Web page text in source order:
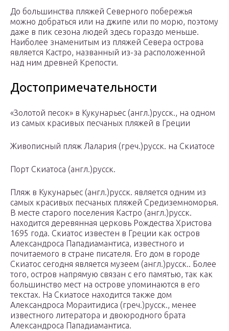
До большинства пляжей Северного побережья
можно добраться или на джипе или по морю, поэтому
даже в пик сезона людей здесь гораздо меньше.
Наиболее знаменитым из пляжей Севера острова
является Кастро, названный из-за расположенной
над ним древней Крепости.
Достопримечательности
«Золотой песок» в Кукунарьес (англ.)русск., на одном
из самых красивых песчаных пляжей в Греции
Живописный пляж Лалария (греч.)русск. на Скиатосе
Порт Скиатоса (англ.)русск.
Пляж в Кукунарьес (англ.)русск. является одним из
самых красивых песчаных пляжей Средиземноморья.
В месте старого поселения Кастро (англ.)русск.
находится деревянная церковь Рождества Христова
1695 года. Скиатос известен в Греции как остров
Александроса Пападиамантиса, известного и
почитаемого в стране писателя. Его дом в городе
Скиатос сегодня является музеем (англ.)русск.. Более
того, остров напрямую связан с его памятью, так как
большинство мест на острове упоминаются в его
текстах. На Скиатосе находится также дом
Александроса Мораитидиса (греч.)русск., менее
известного литератора и двоюродного брата
Александроса Пападиамантиса.